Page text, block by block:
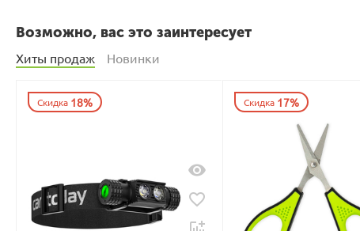
Возможно, вас это заинтересует
Хиты продаж Новинки
Скидка 18% Скидка 17%